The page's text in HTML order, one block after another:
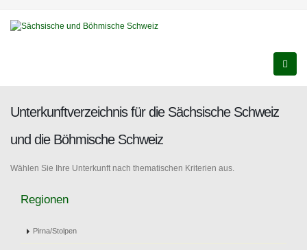
Unterkunftverzeichnis für die Sächsische Schweiz
und die Böhmische Schweiz
Wählen Sie Ihre Unterkunft nach thematischen Kriterien aus.
Regionen
Pirna/Stolpen